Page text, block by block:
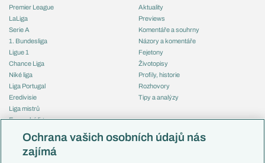
Premier League
LaLiga
Serie A
1. Bundesliga
Ligue 1
Chance Liga
Niké liga
Liga Portugal
Eredivisie
Liga mistrů
Evropská liga
Mistrovství světa
Liga národů
Aktuality
Previews
Komentáře a souhrny
Názory a komentáře
Fejetony
Životopisy
Profily, historie
Rozhovory
Tipy a analýzy
Česko
Ochrana vašich osobních údajů nás
zajímá